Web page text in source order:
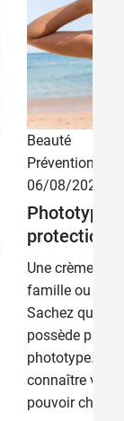
Beauté
Prévention
06/08/2026
Phototype
protection
Une crème
famille ou à
Sachez que
possède pas
phototype. Il
connaître
pouvoir